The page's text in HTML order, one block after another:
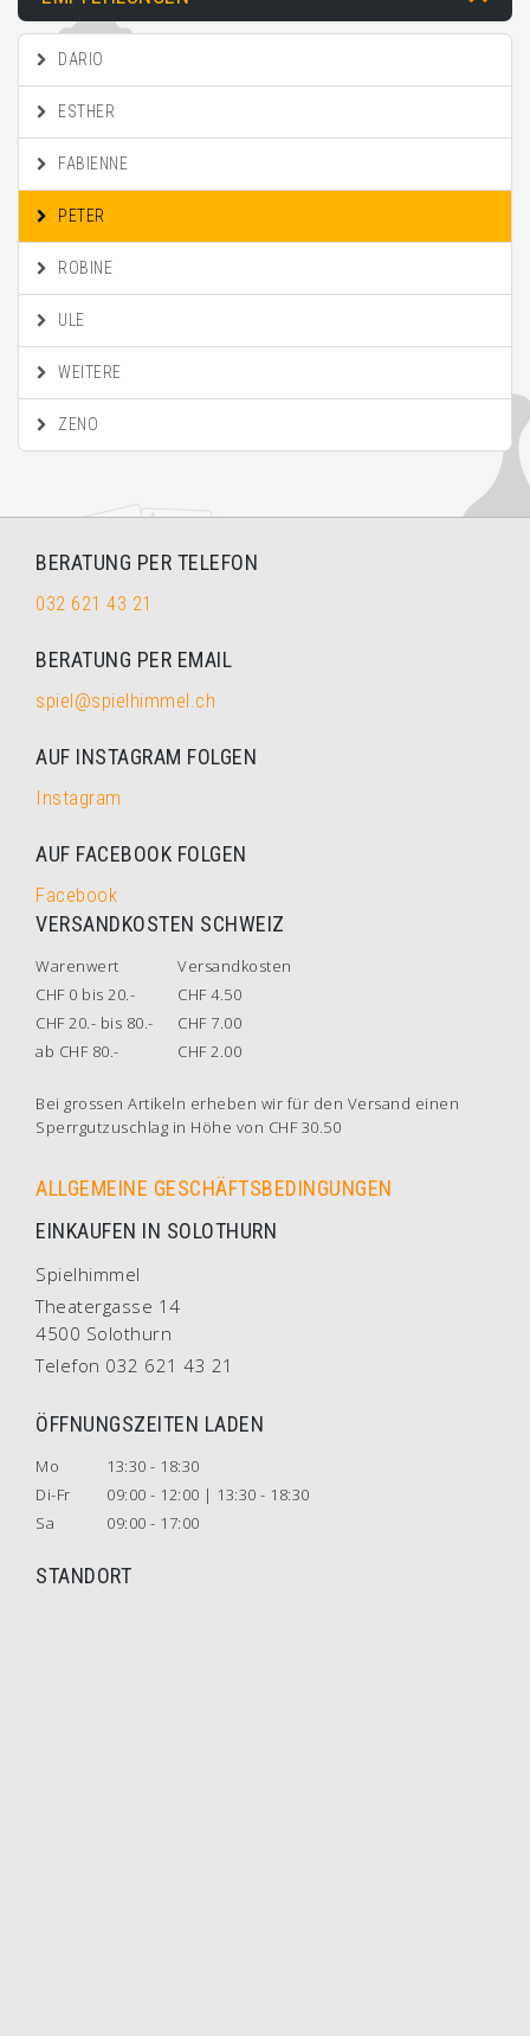
DARIO
ESTHER
FABIENNE
PETER
ROBINE
ULE
WEITERE
ZENO
BERATUNG PER TELEFON
032 621 43 21
BERATUNG PER EMAIL
spiel@spielhimmel.ch
AUF INSTAGRAM FOLGEN
Instagram
AUF FACEBOOK FOLGEN
Facebook
VERSANDKOSTEN SCHWEIZ
Warenwert
Versandkosten
CHF 0 bis 20.-
CHF 4.50
CHF 20.- bis 80.-
CHF 7.00
ab CHF 80.-
CHF 2.00
Bei grossen Artikeln erheben wir für den Versand einen
Sperrgutzuschlag in Höhe von CHF 30.50
ALLGEMEINE GESCHÄFTSBEDINGUNGEN
EINKAUFEN IN SOLOTHURN
Spielhimmel
Theatergasse 14
4500 Solothurn
Telefon 032 621 43 21
ÖFFNUNGSZEITEN LADEN
Mo
13:30 - 18:30
Di-Fr
09:00 - 12:00 | 13:30 - 18:30
Sa
09:00 - 17:00
STANDORT